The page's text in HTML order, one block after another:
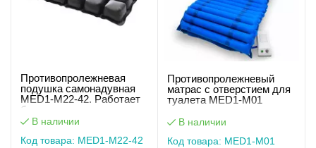
Противопролежневая
подушка самонадувная
MED1-M22-42. Работает
без света
В наличии
Код товара: MED1-M22-42
Противопролежневый
матрас c отверстием для
туалета MED1-M01
В наличии
Код товара: MED1-M01